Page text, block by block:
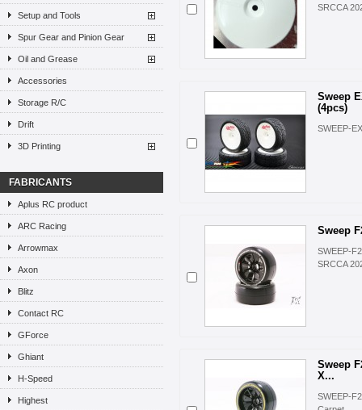
Setup and Tools
Spur Gear and Pinion Gear
Oil and Grease
Accessories
Storage R/C
Drift
3D Printing
FABRICANTS
Aplus RC product
ARC Racing
Arrowmax
Axon
Blitz
Contact RC
GForce
Ghiant
H-Speed
Highest
SRCCA
Sweep
(4pcs)
SWEEP-
Sweep
SWEEP-
SRCCA
Sweep
X...
SWEEP-